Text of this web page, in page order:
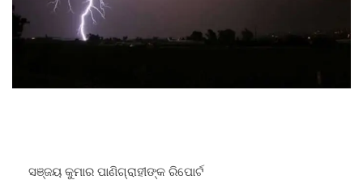
ସଞ୍ଜୟ କୁମାର ପାଣିଗ୍ରାହୀଙ୍କ ରିପୋର୍ଟ